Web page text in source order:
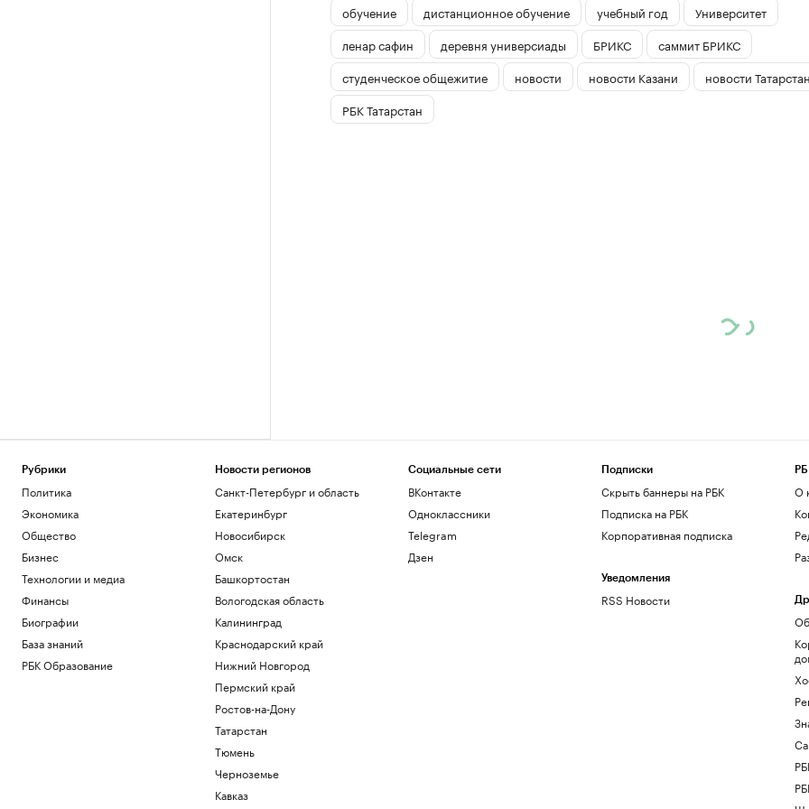
обучение дистанционное обучение учебный год
Университет
ленар сафин
деревня универсиады БРИКС
саммит БРИКС
студенческое общежитие
новости новости Казани
новости
РБК Татарстан
Рубрики
Политика
Экономика
Общество
Бизнес
Технологии и медиа
Финансы
Биографии
База знаний
РБК Образование
Новости регионов
Санкт-Петербург и область
Екатеринбург
Новосибирск
Омск
Башкортостан
Вологодская область
Калининград
Краснодарский край
Нижний Новгород
Пермский край
Ростов-на-Дону
Татарстан
Тюмень
Черноземье
Кавказ
Социальные сети
ВКонтакте
Одноклассники
Telegram
Дзен
Подписки
Скрыть баннеры на РБК
Подписка на РБК
Корпоративная подписка
Уведомления
RSS Новости
О